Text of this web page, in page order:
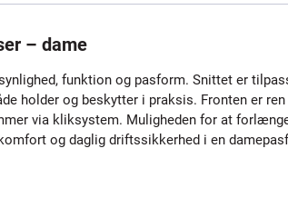
– dame
funktion og pasform. Snittet er
holder og beskytter i praksis. Fronten er
via kliksystem. Muligheden for at
og daglig driftssikkerhed i en